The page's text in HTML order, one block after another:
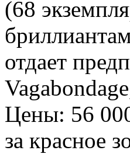
(68
отдает
Цены: 56
за красное